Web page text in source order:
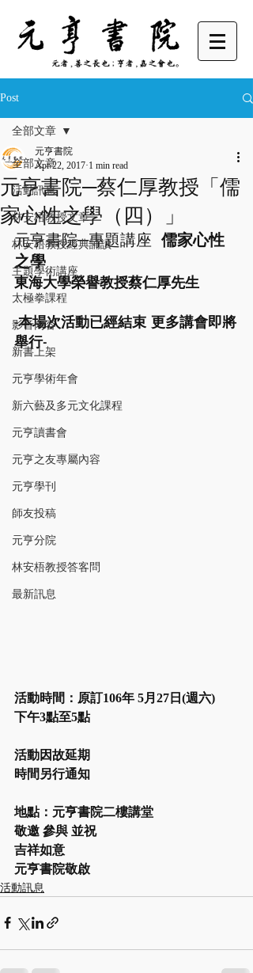
Post
全部文章
活動訊息
林安梧教授文章
林安梧教授經典誦讀
主題學術講座
太極拳課程
影音內容
新書上架
元亨學術年會
新六藝及多元文化課程
元亨讀書會
元亨之友專屬內容
元亨學刊
師友投稿
元亨分院
林安梧教授答客問
最新訊息
全部文章
元亨書院─蔡仁厚教授「儒
家心性之學（四）」
元亨書院
Apr 22, 2017 1 min read
元亨書院─專題講座 儒家心性
之學
東海大學榮譽教授蔡仁厚先生
-本場次活動已經結束  更多講會即將
舉行-
活動時間：原訂106年 5月27日(週六)
下午3點至5點
活動因故延期
時間另行通知
地點：元亨書院二樓講堂
敬邀 參與 並祝
吉祥如意
元亨書院敬啟
活動訊息